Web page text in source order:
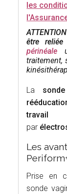
les
être
périnéale
traitement,
La
travail
par
Les
Prise en
sonde